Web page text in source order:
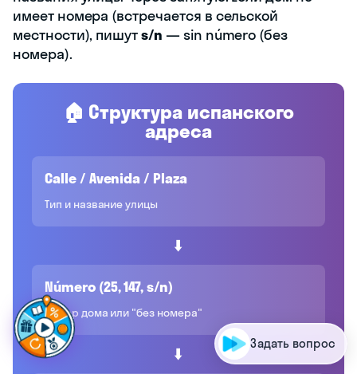
имеет номера (встречается в сельской
местности), пишутs/n — sin número (без
номера).
🏠 Структура испанского
адреса
Calle / Avenida / Plaza
Тип и название улицы
⬇️
Número (25, 147, s/n)
Номер дома или "без номера"
⬇️
Задать вопрос